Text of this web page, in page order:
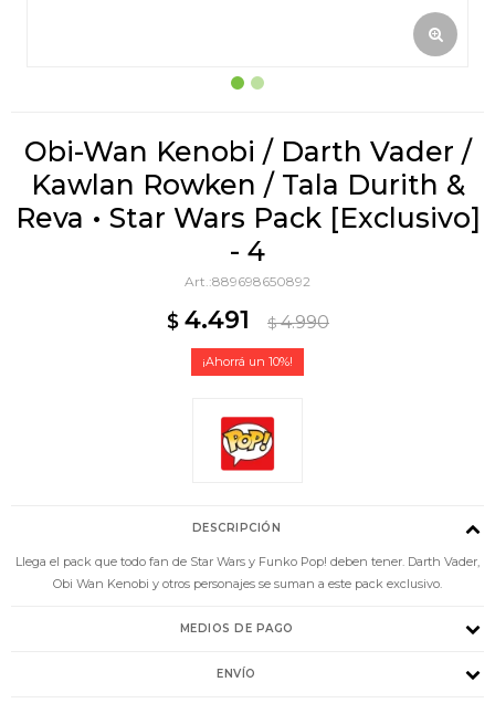
Obi-Wan Kenobi / Darth Vader /
Kawlan Rowken / Tala Durith &
Reva • Star Wars Pack [Exclusivo]
- 4
889698650892
$ 4.491 $ 4.990
10
DESCRIPCIÓN
Llega el pack que todo fan de Star Wars y Funko Pop! deben tener. Darth Vader,
Obi Wan Kenobi y otros personajes se suman a este pack exclusivo.
MEDIOS DE PAGO
ENVÍO